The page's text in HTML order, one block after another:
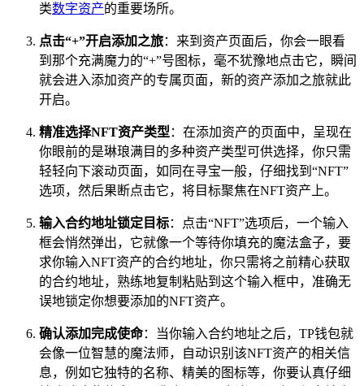
类数字资产的重要场所。
点击“+”开启添加之旅：来到资产页面后，你会一眼看
到那个充满魔力的“+”号图标，毫不犹豫地点击它，瞬间
就会进入添加资产的专属页面，新的资产添加之旅就此
开启。
精准选择NFT资产类型 ：在添加资产的页面中，呈现在
你眼前的是琳琅满目的多种资产类型可供选择，你只需
轻轻向下滚动页面，如同在寻宝一般，仔细找到“NFT”
选项，然后果断点击它，将目标聚焦在NFT资产上。
输入合约地址锁定目标：点击“NFT”选项后，一个输入
框会悄然弹出，它就像一个等待你填充的魔法盒子，要
求你输入NFT资产的合约地址，你只需将之前精心获取
的合约地址，熟练地复制粘贴到这个输入框中，准确无
误地锁定你想要添加的NFT资产。
确认添加完成使命：当你输入合约地址之后，TP钱包就
会像一位智慧的魔法师，自动识别该NFT资产的相关信
息，例如它独特的名称、精美的图标等，你要认真仔细